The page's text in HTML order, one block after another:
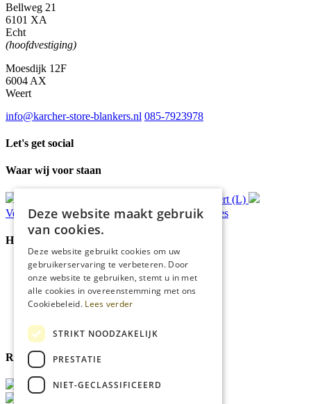
Bellweg 21
6101 XA
Echt
(hoofdvestiging)
Moesdijk 12F
6004 AX
Weert
info@karcher-store-blankers.nl 085-7923978
Let's get social
Waar wij voor staan
Ophalen in Echt of Weert (L)
Verzondenbinnen 48 uur* Persoonlijk advies
Handige Links
Home
Klantenservice
Over ons
Blog
Cookies
Reviewmerk
Deze website maakt gebruik
van cookies.
Deze website gebruikt cookies om uw
gebruikerservaring te verbeteren. Door
onze website te gebruiken, stemt u in met
alle cookies in overeenstemming met ons
Cookiebeleid. Lees verder
STRIKT NOODZAKELIJK
PRESTATIE
NIET-GECLASSIFICEERD